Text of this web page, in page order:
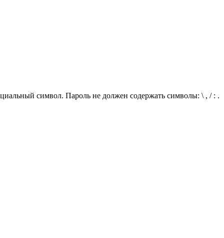
символ. Пароль не должен содержать символы: \ , / : .